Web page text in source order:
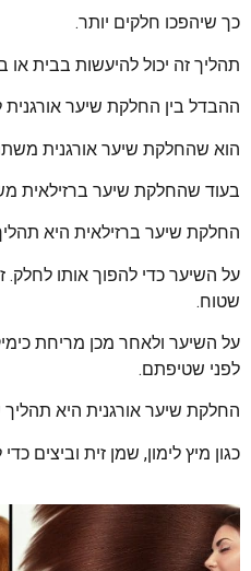
כך שיהפכו חלקים יותר.
תהליך זה יכול להיעשות בבית או
ההבדל בין החלקת שיער
הוא שהחלקת שיער אורגנית
בעוד שהחלקת שיער ברזילאית
החלקת שיער ברזילאית היא
על השיער כדי להפוך אותו
שטוח.
על השיער ולאחר מכן מריחת
לפני שטיפתם.
החלקת שיער אורגנית היא
כגון מיץ לימון, שמן זית וביצים